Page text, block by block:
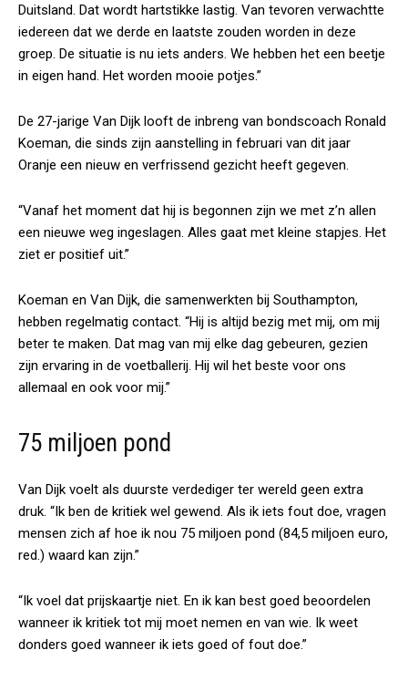
Duitsland. Dat wordt hartstikke lastig. Van tevoren verwachtte
iedereen dat we derde en laatste zouden worden in deze
groep. De situatie is nu iets anders. We hebben het een beetje
in eigen hand. Het worden mooie potjes.”
De 27-jarige Van Dijk looft de inbreng van bondscoach Ronald
Koeman, die sinds zijn aanstelling in februari van dit jaar
Oranje een nieuw en verfrissend gezicht heeft gegeven.
“Vanaf het moment dat hij is begonnen zijn we met z’n allen
een nieuwe weg ingeslagen. Alles gaat met kleine stapjes. Het
ziet er positief uit.”
Koeman en Van Dijk, die samenwerkten bij Southampton,
hebben regelmatig contact. “Hij is altijd bezig met mij, om mij
beter te maken. Dat mag van mij elke dag gebeuren, gezien
zijn ervaring in de voetballerij. Hij wil het beste voor ons
allemaal en ook voor mij.”
75 miljoen pond
Van Dijk voelt als duurste verdediger ter wereld geen extra
druk. “Ik ben de kritiek wel gewend. Als ik iets fout doe, vragen
mensen zich af hoe ik nou 75 miljoen pond (84,5 miljoen euro,
red.) waard kan zijn.”
“Ik voel dat prijskaartje niet. En ik kan best goed beoordelen
wanneer ik kritiek tot mij moet nemen en van wie. Ik weet
donders goed wanneer ik iets goed of fout doe.”